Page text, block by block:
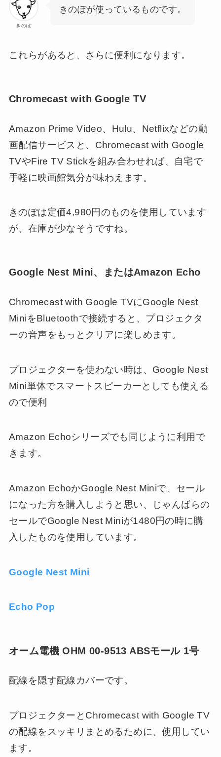
きのぽ
きのぽが使っているものです。
これらがあると、さらに便利になります。
Chromecast with Google TV
Amazon Prime Video、Hulu、Netflixなどの動
画配信サービスと、Chromecast with Google
TVやFire TV Stickを組み合わせれば、自宅で
手軽に映画館気分が味わえます。
きのぽは定価4,980円のものを使用しています
が、在庫が少なそうですね。
Google Nest Mini、またはAmazon Echo
Chromecast with Google TVにGoogle Nest
MiniをBluetoothで接続すると、プロジェクタ
ーの音声をもっとクリアに楽しめます。
プロジェクターを使わない時は、Google Nest
Mini単体でスマートスピーカーとしても使える
ので便利
Amazon Echoシリーズでも同じように利用で
きます。
Amazon EchoかGoogle Nest Miniで、セール
になった方を購入しようと思い、じゃんばらの
セールでGoogle Nest Miniが1480円の時に購
入したものを使用しています。
Google Nest Mini
Echo Pop
オーム電機 OHM 00-9513 ABSモール 1号
配線を隠す配線カバーです。
プロジェクターとChromecast with Google TV
の配線をスッキリまとめるために、使用してい
ます。